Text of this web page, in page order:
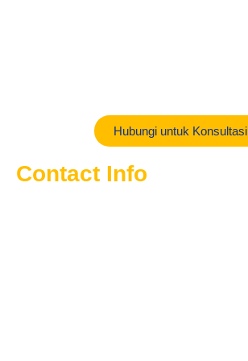
Hubungi untuk Konsultasi
Contact Info